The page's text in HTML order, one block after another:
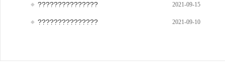
??????????????? 2021-09-15
??????????????? 2021-09-10